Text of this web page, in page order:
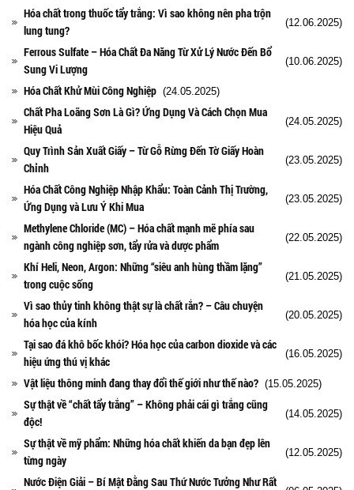
Hóa chất trong thuốc tẩy trắng: Vì sao không nên pha trộn
lung tung?
(12.06.2025)
Ferrous Sulfate – Hóa Chất Đa Năng Từ Xử Lý Nước Đến Bổ
Sung Vi Lượng
(10.06.2025)
Hóa Chất Khử Mùi Công Nghiệp (24.05.2025)
Chất Pha Loãng Sơn Là Gì? Ứng Dụng Và Cách Chọn Mua
Hiệu Quả
(24.05.2025)
Quy Trình Sản Xuất Giấy – Từ Gỗ Rừng Đến Tờ Giấy Hoàn
Chỉnh
(23.05.2025)
Hóa Chất Công Nghiệp Nhập Khẩu: Toàn Cảnh Thị Trường,
Ứng Dụng và Lưu Ý Khi Mua
(23.05.2025)
Methylene Chloride (MC) – Hóa chất mạnh mẽ phía sau
ngành công nghiệp sơn, tẩy rửa và dược phẩm
(22.05.2025)
Khí Heli, Neon, Argon: Những “siêu anh hùng thầm lặng”
trong cuộc sống
(21.05.2025)
Vì sao thủy tinh không thật sự là chất rắn? – Câu chuyện
hóa học của kính
(20.05.2025)
Tại sao đá khô bốc khói? Hóa học của carbon dioxide và các
hiệu ứng thú vị khác
(16.05.2025)
Vật liệu thông minh đang thay đổi thế giới như thế nào? (15.05.2025)
Sự thật về “chất tẩy trắng” – Không phải cái gì trắng cũng
độc!
(14.05.2025)
Sự thật về mỹ phẩm: Những hóa chất khiến da bạn đẹp lên
từng ngày
(12.05.2025)
Nước Điện Giải – Bí Mật Đằng Sau Thứ Nước Tưởng Như Rất